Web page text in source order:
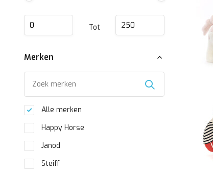
Tot
Merken
Alle merken
Happy Horse
Janod
Steiff